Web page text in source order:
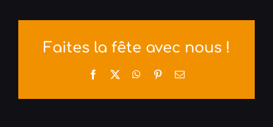
Faites la fête avec nous !
Facebook WhatsApp
PinterestEmail